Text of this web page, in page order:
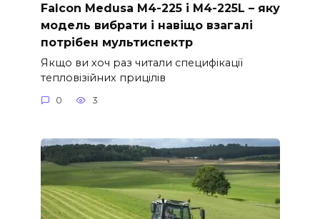
Falcon Medusa M4-225 і M4-225L – яку
модель вибрати і навіщо взагалі
потрібен мультиспектр
Якщо ви хоч раз читали специфікації
тепловізійних прицілів
0 3